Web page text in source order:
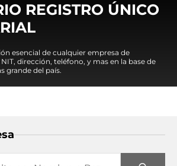
REGISTRO ÚNICO
esencial de cualquier empresa de
dirección, teléfono, y mas en la base de
grande del país.